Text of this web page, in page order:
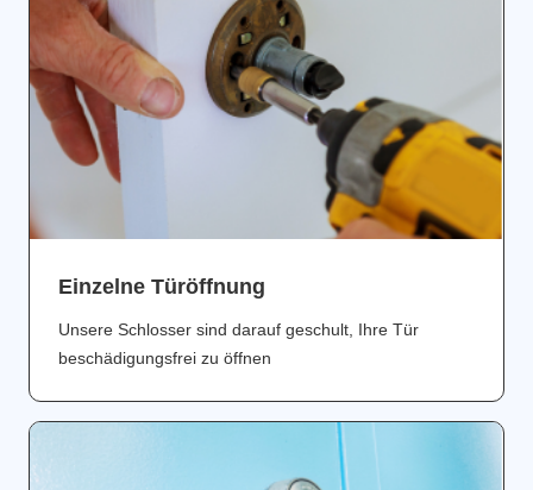
Einzelne Türöffnung
Unsere Schlosser sind darauf geschult, Ihre Tür
beschädigungsfrei zu öffnen